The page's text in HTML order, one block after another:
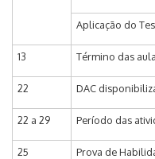
Aplicação do
13 Término das
22 DAC
22 a 29 Período das
25 Prova de